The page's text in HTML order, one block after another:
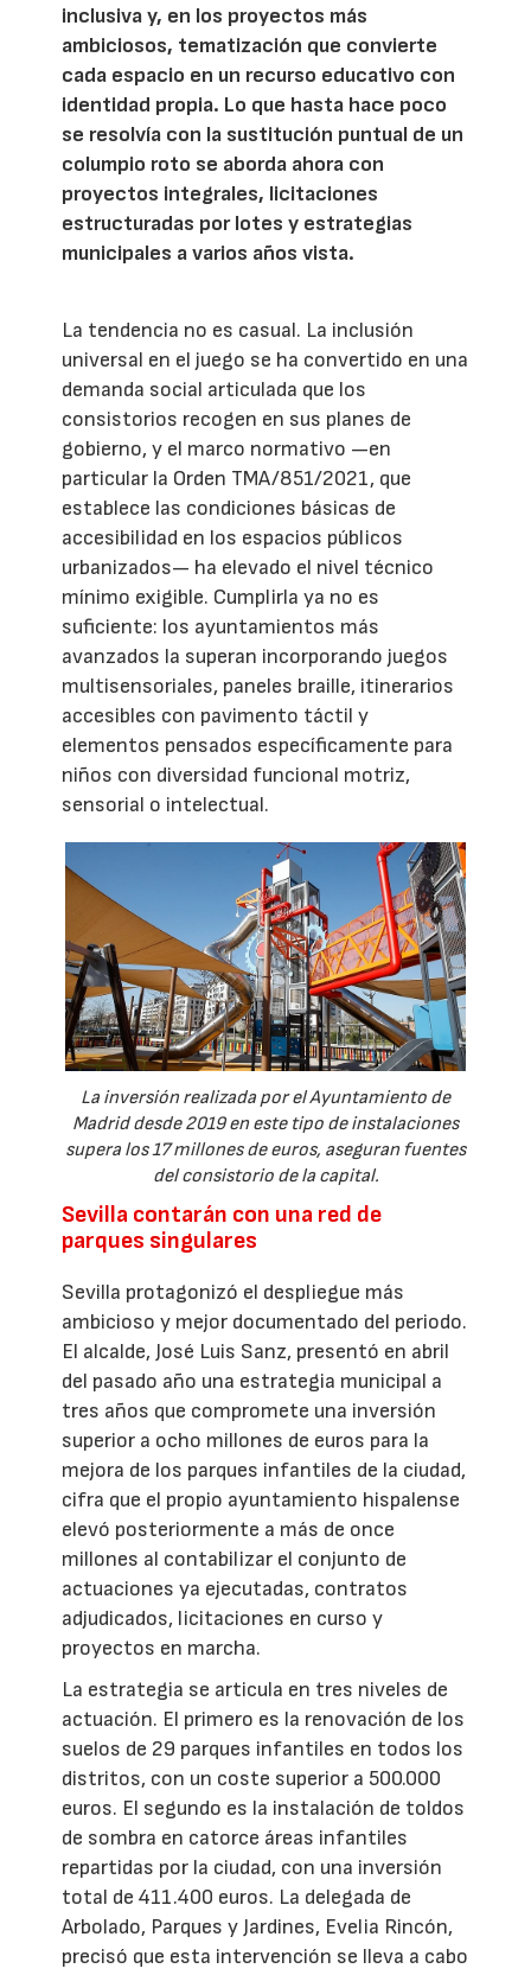
inclusiva y, en los proyectos más
ambiciosos, tematización que convierte
cada espacio en un recurso educativo con
identidad propia. Lo que hasta hace poco
se resolvía con la sustitución puntual de un
columpio roto se aborda ahora con
proyectos integrales, licitaciones
estructuradas por lotes y estrategias
municipales a varios años vista.
La tendencia no es casual. La inclusión
universal en el juego se ha convertido en una
demanda social articulada que los
consistorios recogen en sus planes de
gobierno, y el marco normativo —en
particular la Orden TMA/851/2021, que
establece las condiciones básicas de
accesibilidad en los espacios públicos
urbanizados— ha elevado el nivel técnico
mínimo exigible. Cumplirla ya no es
suficiente: los ayuntamientos más
avanzados la superan incorporando juegos
multisensoriales, paneles braille, itinerarios
accesibles con pavimento táctil y
elementos pensados específicamente para
niños con diversidad funcional motriz,
sensorial o intelectual.
La inversión realizada por el Ayuntamiento de
Madrid desde 2019 en este tipo de instalaciones
supera los 17 millones de euros, aseguran fuentes
del consistorio de la capital.
Sevilla contarán con una red de
parques singulares
Sevilla protagonizó el despliegue más
ambicioso y mejor documentado del periodo.
El alcalde, José Luis Sanz, presentó en abril
del pasado año una estrategia municipal a
tres años que compromete una inversión
superior a ocho millones de euros para la
mejora de los parques infantiles de la ciudad,
cifra que el propio ayuntamiento hispalense
elevó posteriormente a más de once
millones al contabilizar el conjunto de
actuaciones ya ejecutadas, contratos
adjudicados, licitaciones en curso y
proyectos en marcha.
La estrategia se articula en tres niveles de
actuación. El primero es la renovación de los
suelos de 29 parques infantiles en todos los
distritos, con un coste superior a 500.000
euros. El segundo es la instalación de toldos
de sombra en catorce áreas infantiles
repartidas por la ciudad, con una inversión
total de 411.400 euros. La delegada de
Arbolado, Parques y Jardines, Evelia Rincón,
precisó que esta intervención se lleva a cabo